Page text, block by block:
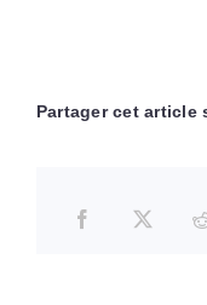
Partager cet article